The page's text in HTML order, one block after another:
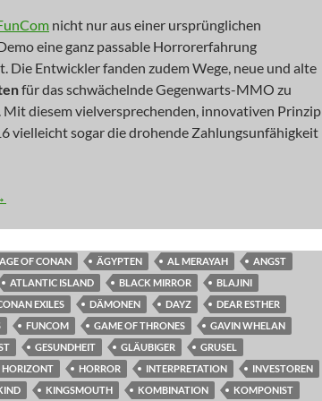
nicht nur aus einer ursprünglichen
eine ganz passable Horrorerfahrung
Die Entwickler fanden zudem Wege, neue und alte
für das schwächelnde Gegenwarts-MMO zu
Mit diesem vielversprechenden, innovativen Prinzip
vielleicht sogar die drohende Zahlungsunfähigkeit
Alone in the Park
AGE OF CONAN ÄGYPTEN AL MERAYAH
ANGST
ATLANTIC ISLAND BLACK MIRROR
BLAJINI
EXILES DÄMONEN DAYZ
DEAR ESTHER
FUNCOM GAME OF THRONES
GAVIN WHELAN
GESUNDHEIT GLÄUBIGER
GRUSEL
HORIZONT HORROR INTERPRETATION
INVESTOREN
KINGSMOUTH KOMBINATION KOMPONIST